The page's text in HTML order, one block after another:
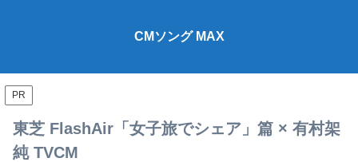
CMソング MAX
PR
東芝 FlashAir「女子旅でシェア」篇 × 有村架
純 TVCM